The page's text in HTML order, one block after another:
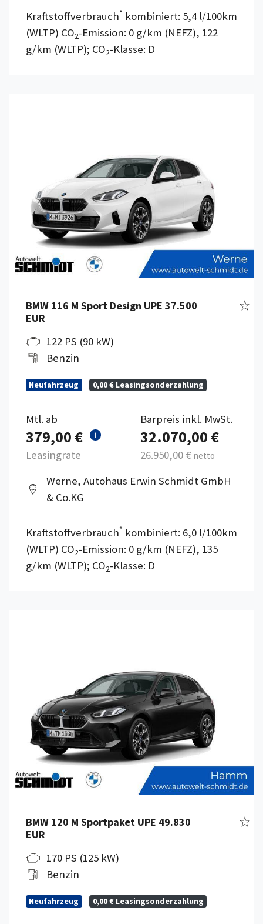
Kraftstoffverbrauch* kombiniert: 5,4 l/100km
(WLTP) CO2-Emission: 0 g/km (NEFZ), 122
g/km (WLTP); CO2-Klasse: D
BMW 116 M Sport Design UPE 37.500
EUR
122 PS (90 kW)
Benzin
Neufahrzeug 0,00 € Leasingsonderzahlung
Mtl. ab
379,00 € i
Leasingrate
Barpreis inkl. MwSt.
32.070,00 €
26.950,00 € netto
Werne, Autohaus Erwin Schmidt GmbH
& Co.KG
Kraftstoffverbrauch* kombiniert: 6,0 l/100km
(WLTP) CO2-Emission: 0 g/km (NEFZ), 135
g/km (WLTP); CO2-Klasse: D
BMW 120 M Sportpaket UPE 49.830
EUR
170 PS (125 kW)
Benzin
Neufahrzeug 0,00 € Leasingsonderzahlung